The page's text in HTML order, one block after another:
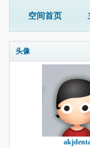
空间首页
头像